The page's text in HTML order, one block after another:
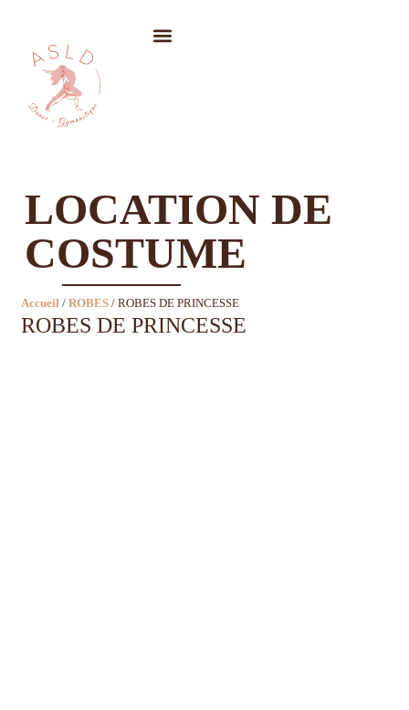
LOCATION DE
COSTUME
Accueil / ROBES / ROBES DE PRINCESSE
ROBES DE PRINCESSE